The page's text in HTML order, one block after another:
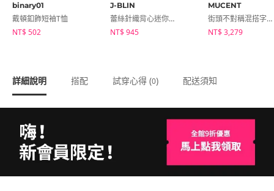
binary01
戴頓釦飾短袖T恤
NT$ 502
J-BLIN
蕾絲針織背心迷你連身洋裝
NT$ 945
MUCENT
街頭不對稱混搭字母印花拉鍊外套
NT$ 3,279
詳細說明 搭配 試穿心得 (0) 配送須知